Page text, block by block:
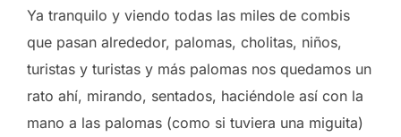
Ya tranquilo y viendo todas las miles de combis
que pasan alrededor, palomas, cholitas, niños,
turistas y turistas y más palomas nos quedamos un
rato ahí, mirando, sentados, haciéndole así con la
mano a las palomas (como si tuviera una miguita)